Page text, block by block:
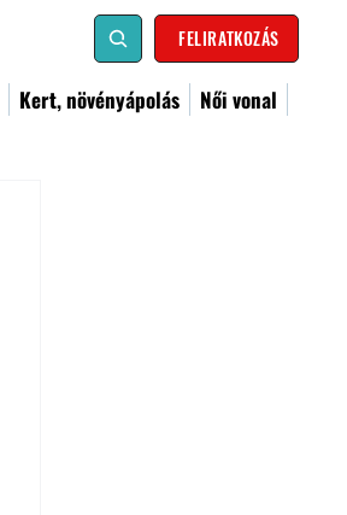
FELIRATKOZÁS
Kert, növényápolás
Női vonal